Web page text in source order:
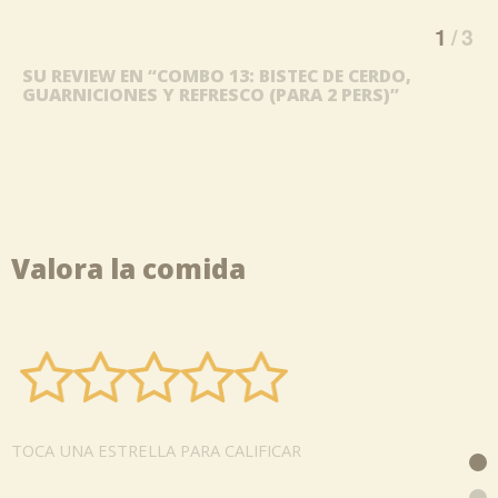
SU REVIEW EN “COMBO 13: BISTEC DE CERDO,
GUARNICIONES Y REFRESCO (PARA 2 PERS)”
Valora la comida
TOCA UNA ESTRELLA PARA CALIFICAR
1 3